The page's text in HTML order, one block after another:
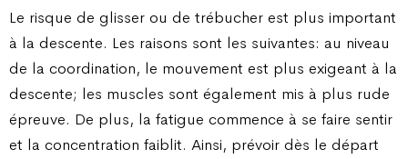
Le risque de glisser ou de trébucher est plus important
à la descente. Les raisons sont les suivantes: au niveau
de la coordination, le mouvement est plus exigeant à la
descente; les muscles sont également mis à plus rude
épreuve. De plus, la fatigue commence à se faire sentir
et la concentration faiblit. Ainsi, prévoir dès le départ